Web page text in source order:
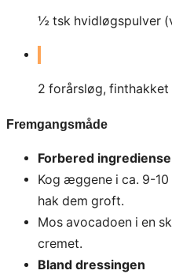
½ tsk hvidløgspulver
2 forårsløg,
Fremgangsmåde
Forbered
Kog æggene i ca. 9-
hak dem groft.
Mos avocadoen i en
cremet.
Bland dressingen